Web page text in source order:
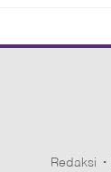
Redaksi